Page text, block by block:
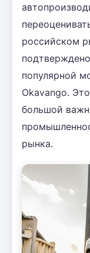
российском
популярной
Okavango.
большой
рынка.